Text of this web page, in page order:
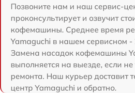
Позвоните нам и наш сервис-
проконсультирует и озвучит
кофемашины. Среднее время
Yamaguchi в нашем сервисном -
Замена насадок кофемашины
выполняется на выезде, если не
ремонта. Наш курьер доставит
центр Yamaguchi и обратно.